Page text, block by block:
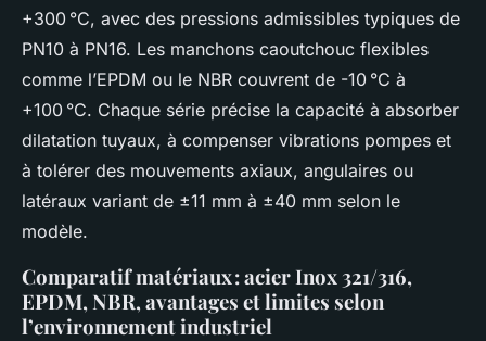
+300 °C, avec des pressions admissibles typiques de
PN10 à PN16. Les manchons caoutchouc flexibles
comme l’EPDM ou le NBR couvrent de -10 °C à
+100 °C. Chaque série précise la capacité à absorber
dilatation tuyaux, à compenser vibrations pompes et
à tolérer des mouvements axiaux, angulaires ou
latéraux variant de ±11 mm à ±40 mm selon le
modèle.
Comparatif matériaux : acier Inox 321/316,
EPDM, NBR, avantages et limites selon
l’environnement industriel